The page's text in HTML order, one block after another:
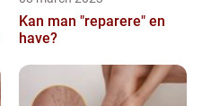
Kan man "reparere" en
have?